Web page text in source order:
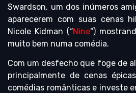
Swardson, um dos inúmeros
aparecerem com suas cenas
Nicole Kidman (“Nine“)
muito bem numa comédia.
Com um desfecho que foge de
principalmente de cenas
comédias românticas e investe